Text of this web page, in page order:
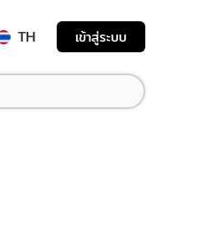
TH เข้าสู่ระบบ